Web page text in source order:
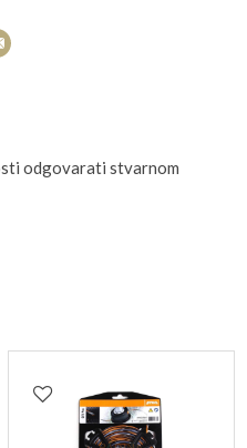
odgovarati stvarnom